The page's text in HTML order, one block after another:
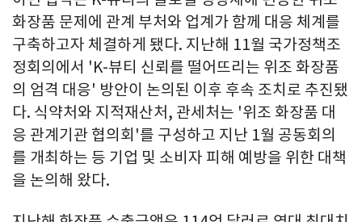
화장품 문제에 관계 부처와 업계가 함께 대응 체계를
구축하고자 체결하게 됐다. 지난해 11월 국가정책조
정회의에서 'K-뷰티 신뢰를 떨어뜨리는 위조 화장품
의 엄격 대응' 방안이 논의된 이후 후속 조치로 추진됐
다. 식약처와 지적재산처, 관세처는 '위조 화장품 대
응 관계기관 협의회'를 구성하고 지난 1월 공동회의
를 개최하는 등 기업 및 소비자 피해 예방을 위한 대책
을 논의해 왔다.